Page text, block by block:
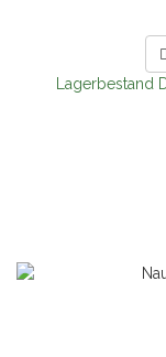
Lagerbestand